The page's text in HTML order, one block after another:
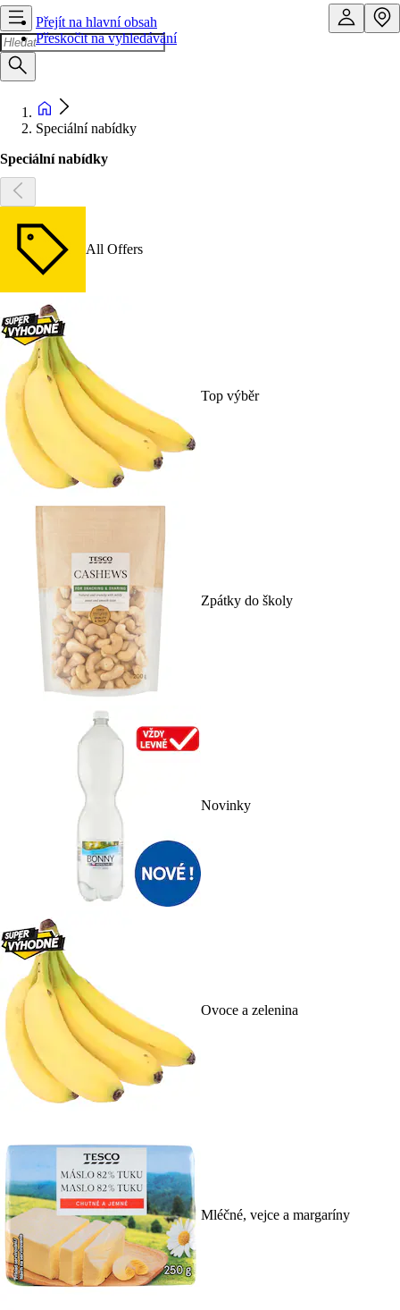
Přejít na hlavní obsah
Přeskočit na vyhledávání
Speciální nabídky
Speciální nabídky
All Offers
Top výběr
Zpátky do školy
Novinky
Ovoce a zelenina
Mléčné, vejce a margaríny